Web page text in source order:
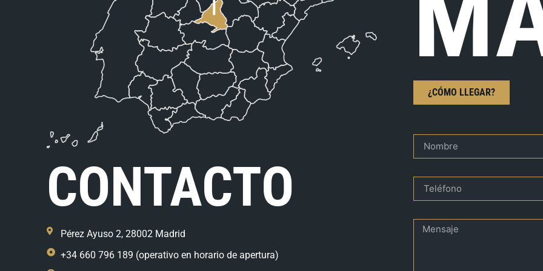
CONTACTO
Pérez Ayuso 2, 28002 Madrid
+34 660 796 189 (operativo en horario de apertura)
¿CÓMO LLEGAR?